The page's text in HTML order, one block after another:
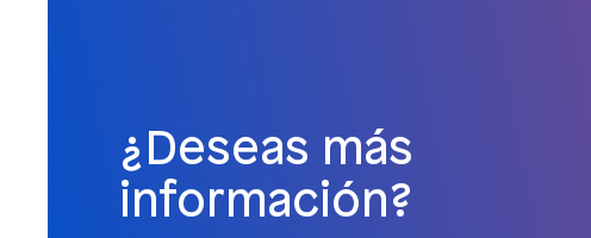
¿Deseas más
información?